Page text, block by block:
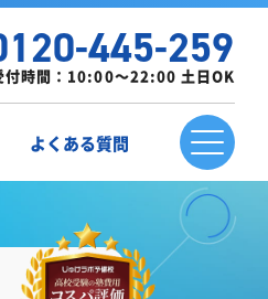
445-259
付時間：10:00～22:00 土日OK
よくある質問